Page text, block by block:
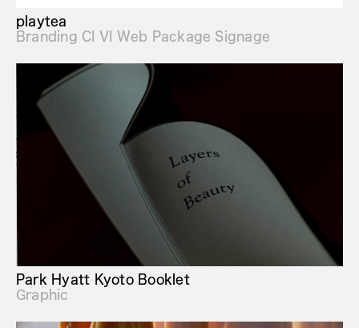
playtea
Branding CI VI Web Package Signage
Park Hyatt Kyoto Booklet
Graphic